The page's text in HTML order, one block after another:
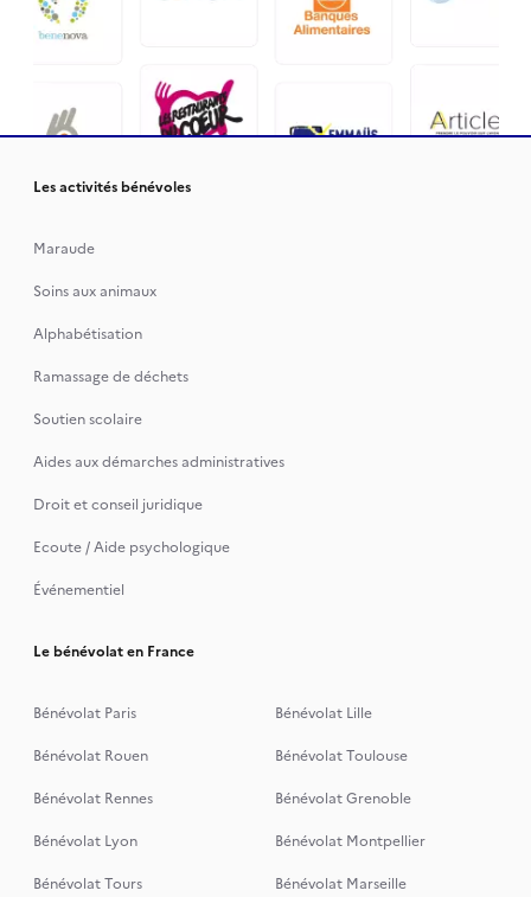
Les activités bénévoles
Maraude
Soins aux animaux
Alphabétisation
Ramassage de déchets
Soutien scolaire
Aides aux démarches administratives
Droit et conseil juridique
Ecoute / Aide psychologique
Événementiel
Le bénévolat en France
Bénévolat Paris
Bénévolat Lille
Bénévolat Rouen
Bénévolat Toulouse
Bénévolat Rennes
Bénévolat Grenoble
Bénévolat Lyon
Bénévolat Montpellier
Bénévolat Tours
Bénévolat Marseille